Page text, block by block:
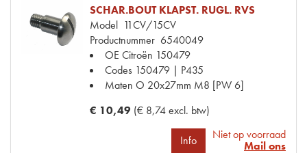
SCHAR.BOUT KLAPST. RUGL. RVS
Model 11CV/15CV
Productnummer 6540049
OE Citroën 150479
Codes 150479 | P435
Maten O 20x27mm M8 [PW 6]
€ 10,49 (€ 8,74 excl. btw)
Info
Niet op voorraad
Mail ons